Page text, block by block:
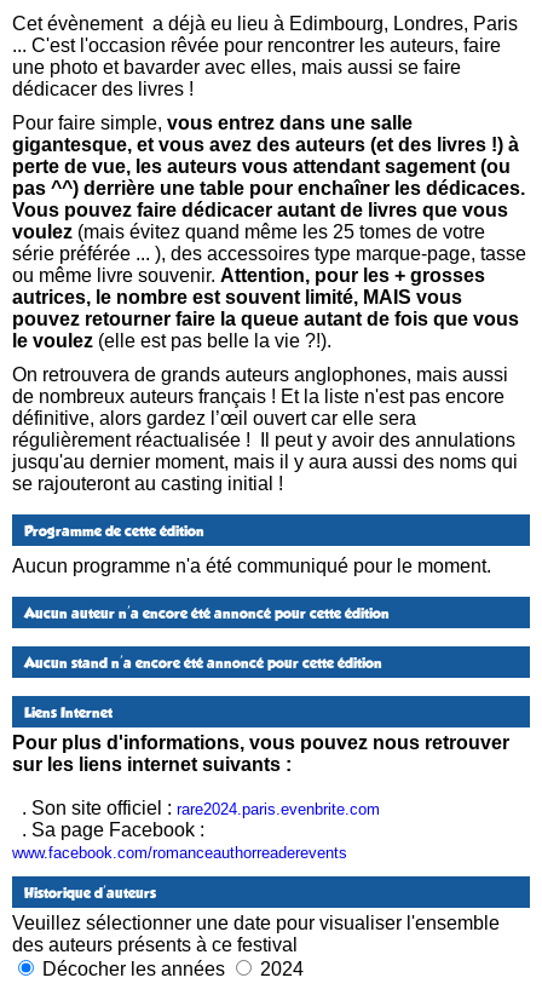
Cet évènement a déjà eu lieu à Edimbourg, Londres, Paris
... C'est l'occasion rêvée pour rencontrer les auteurs, faire
une photo et bavarder avec elles, mais aussi se faire
dédicacer des livres !
Pour faire simple, vous entrez dans une salle
gigantesque, et vous avez des auteurs (et des livres !) à
perte de vue, les auteurs vous attendant sagement (ou
pas ^^) derrière une table pour enchaîner les dédicaces.
Vous pouvez faire dédicacer autant de livres que vous
voulez (mais évitez quand même les 25 tomes de votre
série préférée ... ), des accessoires type marque-page, tasse
ou même livre souvenir. Attention, pour les + grosses
autrices, le nombre est souvent limité, MAIS vous
pouvez retourner faire la queue autant de fois que vous
le voulez (elle est pas belle la vie ?!).
On retrouvera de grands auteurs anglophones, mais aussi
de nombreux auteurs français ! Et la liste n'est pas encore
définitive, alors gardez l’œil ouvert car elle sera
régulièrement réactualisée ! Il peut y avoir des annulations
jusqu'au dernier moment, mais il y aura aussi des noms qui
se rajouteront au casting initial !
Programme de cette édition
Aucun programme n'a été communiqué pour le moment.
Aucun auteur n'a encore été annoncé pour cette édition
Aucun stand n'a encore été annoncé pour cette édition
Liens Internet
Pour plus d'informations, vous pouvez nous retrouver
sur les liens internet suivants :
. Son site officiel : rare2024.paris.evenbrite.com
. Sa page Facebook :
www.facebook.com/romanceauthorreaderevents
Historique d'auteurs
Veuillez sélectionner une date pour visualiser l'ensemble
des auteurs présents à ce festival
Décocher les années
2024